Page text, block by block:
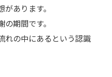
あります。
期間です。
れの中にあるという認識